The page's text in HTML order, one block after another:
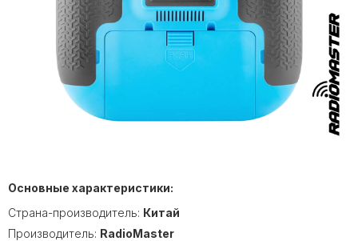
Основные характеристики:
Страна-производитель: Китай
Производитель: RadioMaster